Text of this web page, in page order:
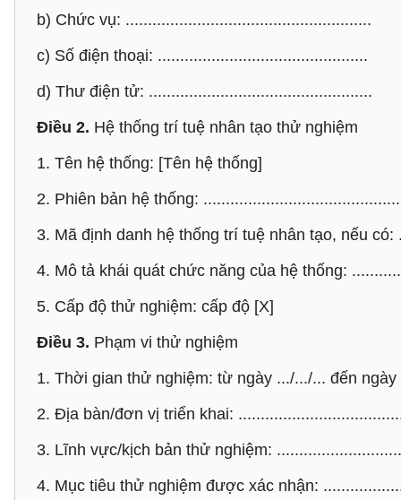
b) Chức vụ: .......................................................
c) Số điện thoại: ...............................................
d) Thư điện tử: ..................................................
Điều 2. Hệ thống trí tuệ nhân tạo thử nghiệm
1. Tên hệ thống: [Tên hệ thống]
2. Phiên bản hệ thống:
3. Mã định danh hệ thống trí tuệ nhân tạo, nếu có:
4. Mô tả khái quát chức năng của hệ thống:
5. Cấp độ thử nghiệm: cấp độ [X]
Điều 3. Phạm vi thử nghiệm
1. Thời gian thử nghiệm: từ ngày .../.../... đến ngày
2. Địa bàn/đơn vị triển khai:
3. Lĩnh vực/kịch bản thử nghiệm:
4. Mục tiêu thử nghiệm được xác nhận: